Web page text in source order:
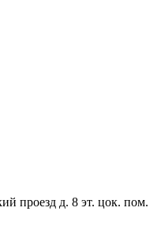
проезд д. 8 эт. цок. пом.